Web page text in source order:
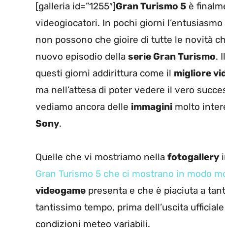
[galleria id=”1255″]Gran Turismo 5 è
videogiocatori. In pochi giorni
non possono che gioire di tutte le novità
nuovo episodio della serie Gran Turismo. Il
questi giorni addirittura come il migliore
ma nell’attesa di poter vedere il vero
vediamo ancora delle immagini molto
Sony.
Quelle che vi mostriamo nella fotogallery
Gran Turismo 5 che ci mostrano in modo
videogame presenta e che è piaciuta a
tantissimo tempo, prima dell’uscita
condizioni meteo variabili.